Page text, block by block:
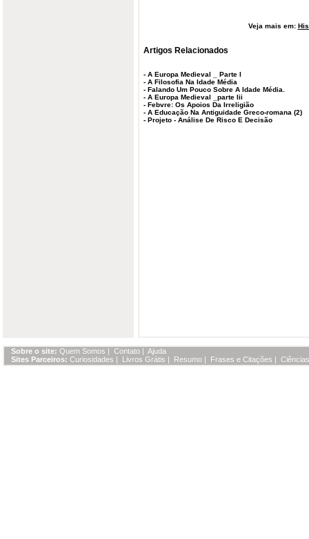
Veja mais em:
Artigos Relacionados
- A Europa Medieval _ Parte I
- A Filosofia Na Idade Média
- Falando Um Pouco Sobre A Idade Média.
- A Europa Medieval _parte Iii
- Febvre: Os Apoios Da Irreligião
- A Educação Na Antiguidade Greco-romana (2)
- Projeto - Análise De Risco E Decisão
Sobre o site: Quem Somos | Contato | Ajuda
Sites Parceiros: Curiosidades | Livros Grátis | Resumo | Frases e Citações |